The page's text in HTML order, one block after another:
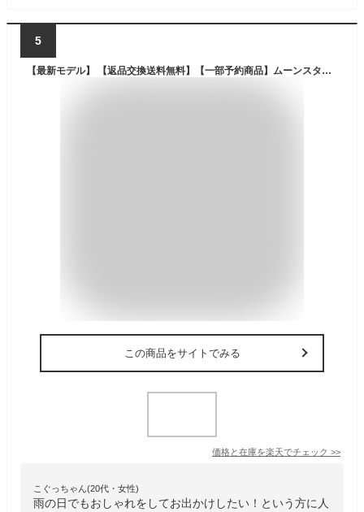
5
【最新モデル】 【返品交換送料無料】【一部予約商品】ムーンスター MOONSTAR 810s マルケ モディ ET027 MARKE MODI レインブーツ ブーツ ワークブーツ 長靴 メンズ レディース ユニセックス
この商品をサイトでみる
価格と在庫を楽天でチェック >>
こぐっちゃん(20代・女性)
雨の日でもおしゃれをしてお出かけしたい！という方に人